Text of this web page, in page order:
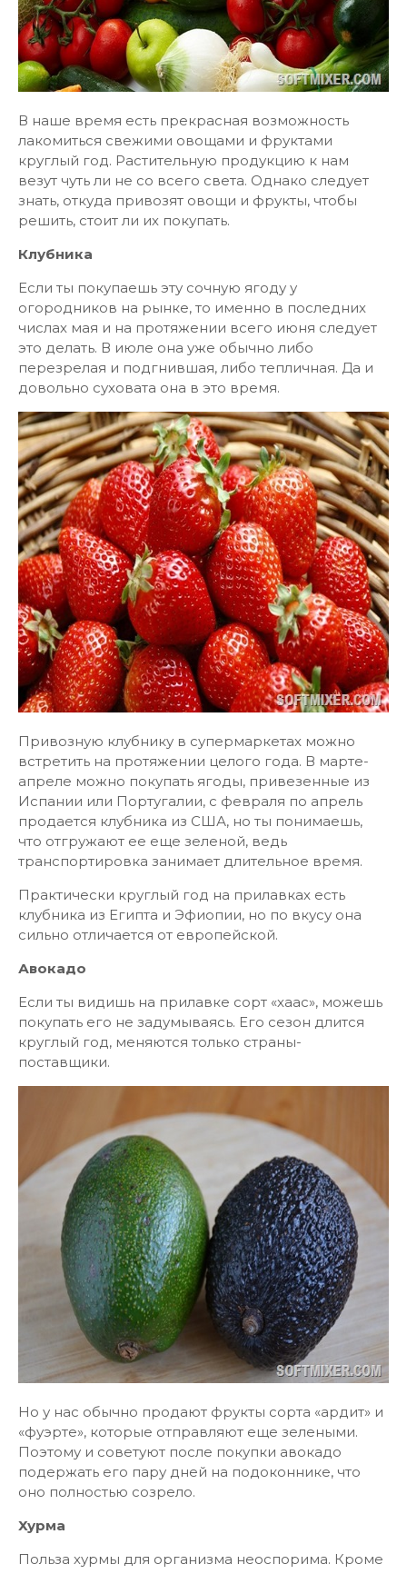
В наше время есть прекрасная возможность
лакомиться свежими овощами и фруктами
круглый год. Растительную продукцию к нам
везут чуть ли не со всего света. Однако следует
знать, откуда привозят овощи и фрукты, чтобы
решить, стоит ли их покупать.
Клубника
Если ты покупаешь эту сочную ягоду у
огородников на рынке, то именно в последних
числах мая и на протяжении всего июня следует
это делать. В июле она уже обычно либо
перезрелая и подгнившая, либо тепличная. Да и
довольно суховата она в это время.
Привозную клубнику в супермаркетах можно
встретить на протяжении целого года. В марте-
апреле можно покупать ягоды, привезенные из
Испании или Португалии, с февраля по апрель
продается клубника из США, но ты понимаешь,
что отгружают ее еще зеленой, ведь
транспортировка занимает длительное время.
Практически круглый год на прилавках есть
клубника из Египта и Эфиопии, но по вкусу она
сильно отличается от европейской.
Авокадо
Если ты видишь на прилавке сорт «хаас», можешь
покупать его не задумываясь. Его сезон длится
круглый год, меняются только страны-
поставщики.
Но у нас обычно продают фрукты сорта «ардит» и
«фуэрте», которые отправляют еще зелеными.
Поэтому и советуют после покупки авокадо
подержать его пару дней на подоконнике, что
оно полностью созрело.
Хурма
Польза хурмы для организма неоспорима. Кроме